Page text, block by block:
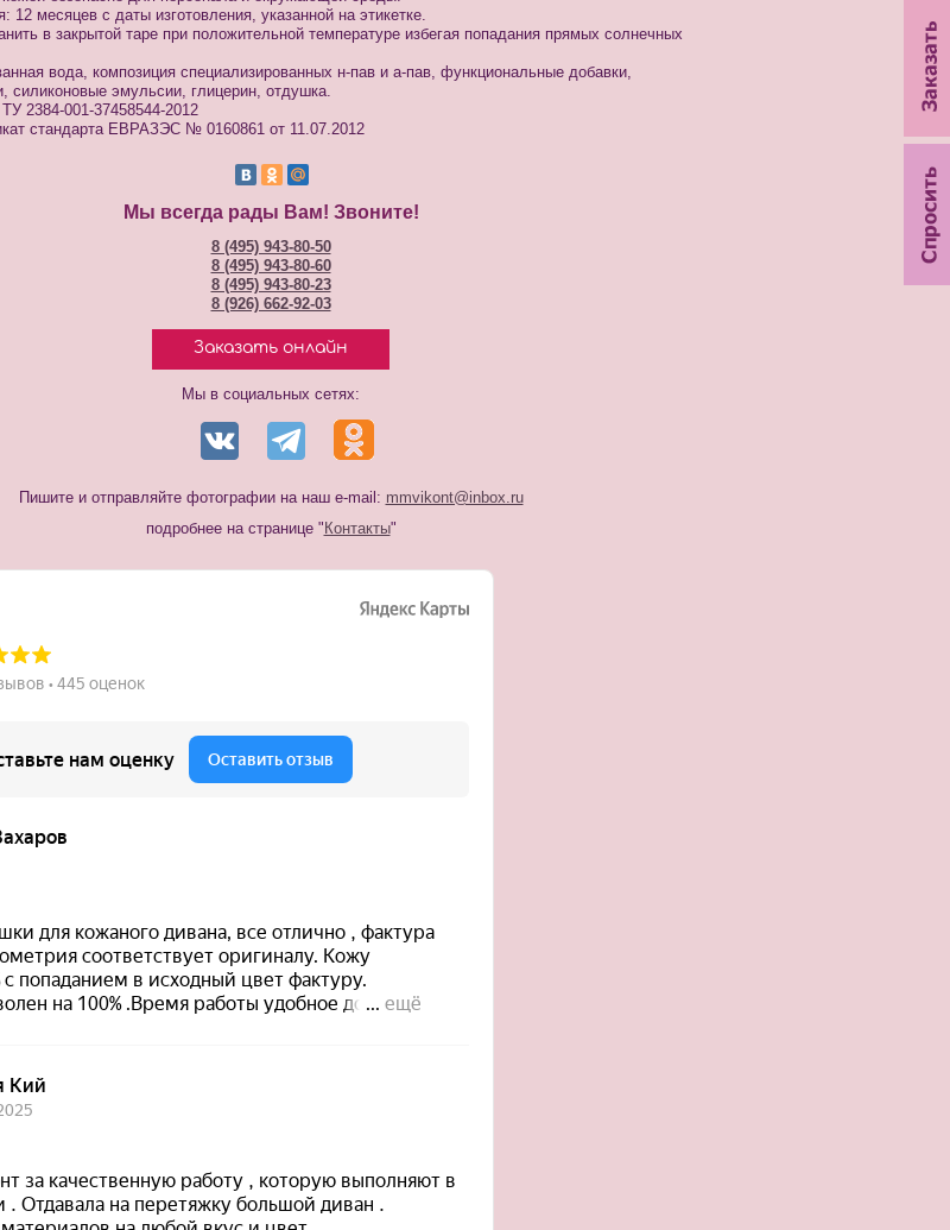
12 месяцев с даты изготовления, указанной на этикетке.
в закрытой таре при положительной температуре избегая попадания прямых солнечных
вода, композиция специализированных н-пав и а-пав, функциональные добавки,
силиконовые эмульсии, глицерин, отдушка.
2384-001-37458544-2012
стандарта ЕВРАЗЭС № 0160861 от 11.07.2012
Мы всегда рады Вам! Звоните!
8 (495) 943-80-50
8 (495) 943-80-60
8 (495) 943-80-23
8 (926) 662-92-03
Заказать онлайн
Мы в социальных сетях:
Пишите и отправляйте фотографии на наш e-mail: mmvikont@inbox.ru
подробнее на странице " Контакты"